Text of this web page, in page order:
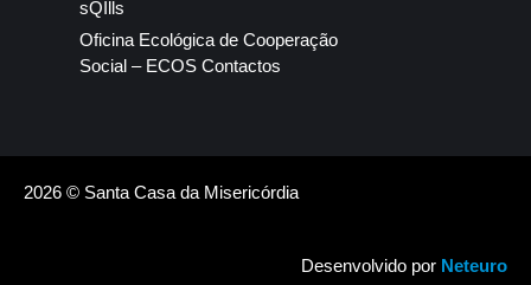
sQIlls
Oficina Ecológica de Cooperação
Social – ECOS Contactos
2026 © Santa Casa da Misericórdia
Desenvolvido por Neteuro